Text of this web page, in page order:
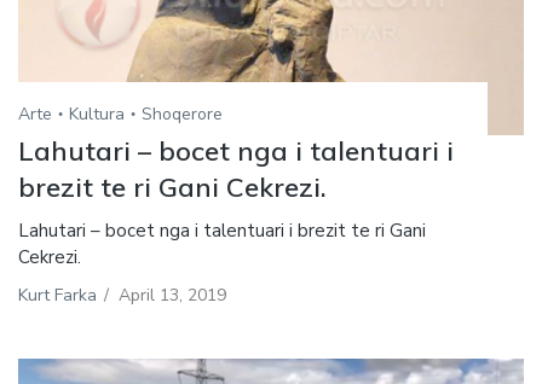
Arte Kultura Shoqerore
Lahutari – bocet nga i talentuari i
brezit te ri Gani Cekrezi.
Lahutari – bocet nga i talentuari i brezit te ri Gani
Cekrezi.
Kurt Farka / April 13, 2019